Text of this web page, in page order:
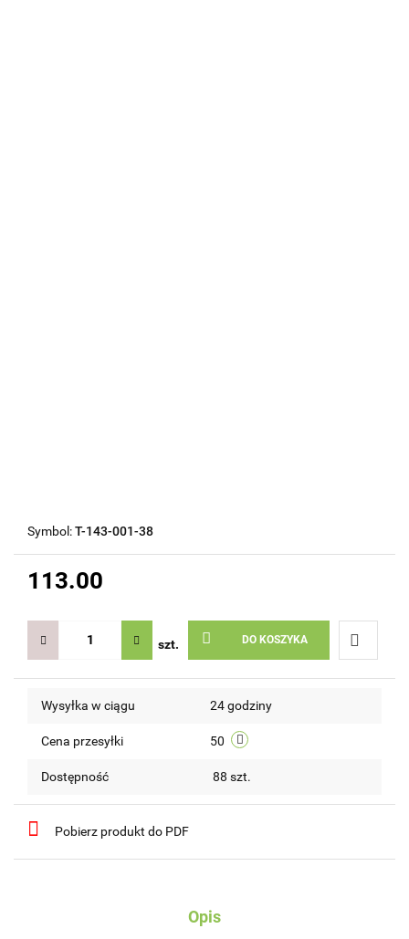
Symbol:T-143-001-38
113.00
szt. DO KOSZYKA
Do
Wysyłka w ciągu 24 godziny
Cena przesyłki 50
Dostępność 88 szt.
Pobierz produkt do PDF
Opis